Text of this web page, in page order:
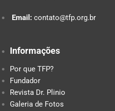
Email: contato@tfp.org.br
Informações
Por que TFP?
Fundador
Revista Dr. Plinio
Galeria de Fotos